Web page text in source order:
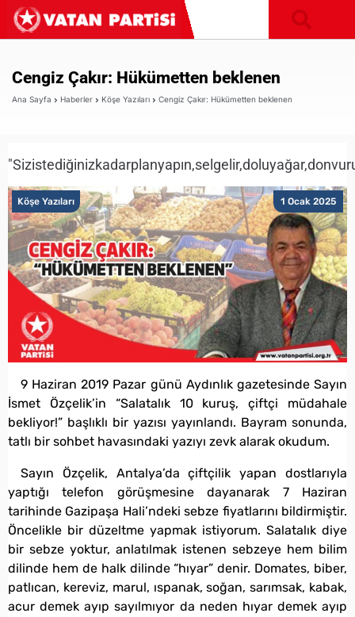
Cengiz Çakır: Hükümetten beklenen
Ana Sayfa Haberler Köşe Yazıları Cengiz Çakır: Hükümetten beklenen
1 Ocak 2025
Köşe Yazıları
9 Haziran 2019 Pazar günü Aydınlık gazetesinde Sayın
İsmet Özçelik’in “Salatalık 10 kuruş, çiftçi müdahale
bekliyor!” başlıklı bir yazısı yayınlandı. Bayram sonunda,
tatlı bir sohbet havasındaki yazıyı zevk alarak okudum.
Sayın Özçelik, Antalya’da çiftçilik yapan dostlarıyla
yaptığı telefon görüşmesine dayanarak 7 Haziran
tarihinde Gazipaşa Hali’ndeki sebze fiyatlarını bildirmiştir.
Öncelikle bir düzeltme yapmak istiyorum. Salatalık diye
bir sebze yoktur, anlatılmak istenen sebzeye hem bilim
dilinde hem de halk dilinde “hıyar” denir. Domates, biber,
patlıcan, kereviz, marul, ıspanak, soğan, sarımsak, kabak,
acur demek ayıp sayılmıyor da neden hıyar demek ayıp